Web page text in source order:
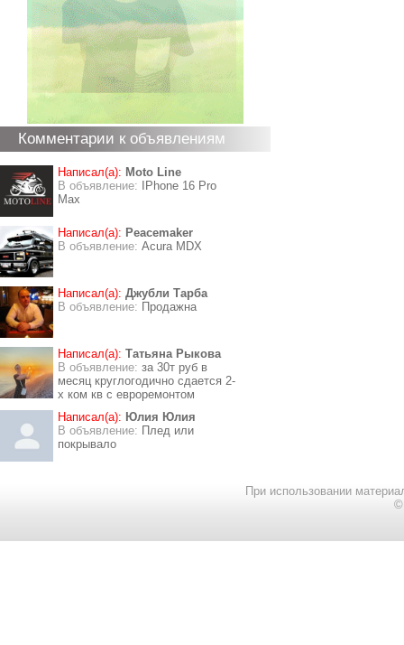
Комментарии к объявлениям
Написал(а): Moto Line
В объявление:
IPhone 16 Pro
Max
Написал(а): Peacemaker
В объявление: Acura MDX
Написал(а): Джубли Тарба
В объявление: Продажна
Написал(а): Татьяна Рыкова
В объявление: за 30т руб в
месяц круглогодично сдается 2-
х ком кв с евроремонтом
Написал(а): Юлия Юлия
В объявление: Плед или
покрывало
При использовании